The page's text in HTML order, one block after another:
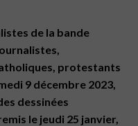
de la bande
protestants
9 décembre 2023,
dessinées
le jeudi 25 janvier,